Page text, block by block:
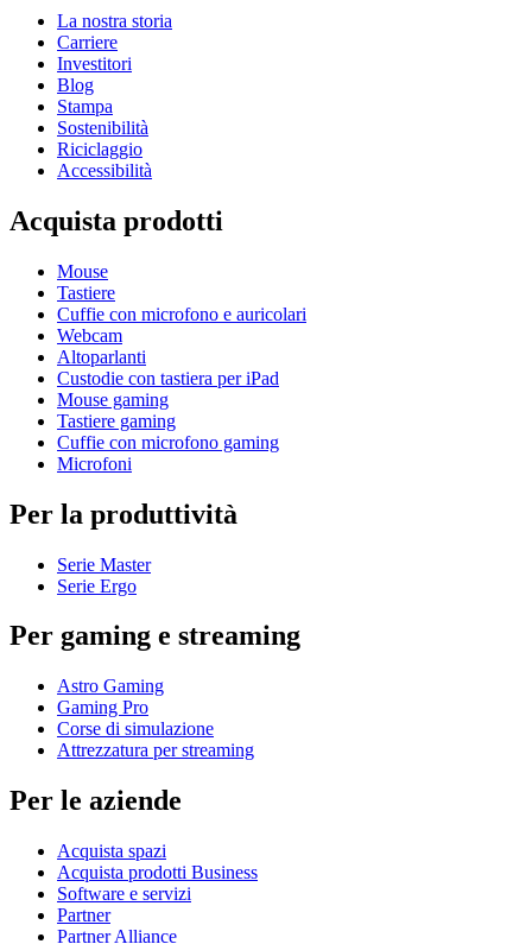
La nostra storia
Carriere
Investitori
Blog
Stampa
Sostenibilità
Riciclaggio
Accessibilità
Acquista prodotti
Mouse
Tastiere
Cuffie con microfono e auricolari
Webcam
Altoparlanti
Custodie con tastiera per iPad
Mouse gaming
Tastiere gaming
Cuffie con microfono gaming
Microfoni
Per la produttività
Serie Master
Serie Ergo
Per gaming e streaming
Astro Gaming
Gaming Pro
Corse di simulazione
Attrezzatura per streaming
Per le aziende
Acquista spazi
Acquista prodotti Business
Software e servizi
Partner
Partner Alliance